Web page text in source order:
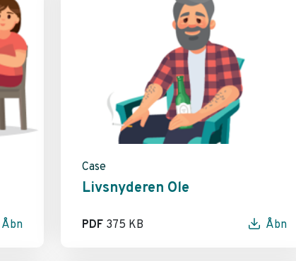
Åbn
Case
Livsnyderen Ole
PDF 375 KB Åbn